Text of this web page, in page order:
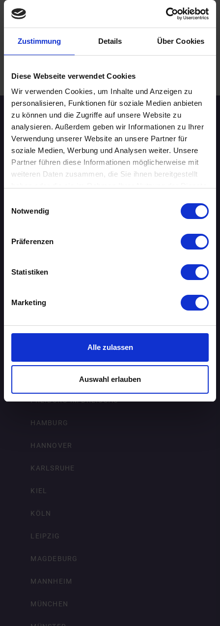
Zustimmung Details Über Cookies
Diese Webseite verwendet Cookies
Wir verwenden Cookies, um Inhalte und Anzeigen zu
personalisieren, Funktionen für soziale Medien anbieten
zu können und die Zugriffe auf unsere Website zu
analysieren. Außerdem geben wir Informationen zu Ihrer
Verwendung unserer Website an unsere Partner für
soziale Medien, Werbung und Analysen weiter. Unsere
Partner führen diese Informationen möglicherweise mit
weiteren Daten zusammen, die Sie ihnen bereitgestellt
Notwendig
Präferenzen
Statistiken
Marketing
Alle zulassen
Auswahl erlauben
WEITERE EVENTS IN ERFURT
Speed-Dating Events
ÜBERSICHT
AACHEN
BIELEFELD
DORTMUND
DRESDEN
FRANKFURT AM MAIN
FREIBURG IM BREISGAU
HAMBURG
HANNOVER
KARLSRUHE
KIEL
KÖLN
LEIPZIG
MAGDEBURG
MANNHEIM
MÜNCHEN